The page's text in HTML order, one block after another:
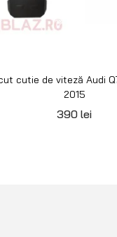
cutie de viteză Audi
2015
390 lei